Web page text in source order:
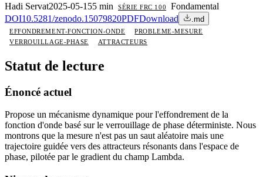
Hadi Servat2025-05-155 min SÉRIE FRC 100
Fondamental
DOI10.5281/zenodo.15079820PDFDownload .md
EFFONDREMENT-FONCTION-ONDE
PROBLEME-MESURE
VERROUILLAGE-PHASE
ATTRACTEURS
Statut de lecture
Énoncé actuel
Propose un mécanisme dynamique pour l'effondrement de la
fonction d'onde basé sur le verrouillage de phase déterministe. Nous
montrons que la mesure n'est pas un saut aléatoire mais une
trajectoire guidée vers des attracteurs résonants dans l'espace de
phase, pilotée par le gradient du champ Lambda.